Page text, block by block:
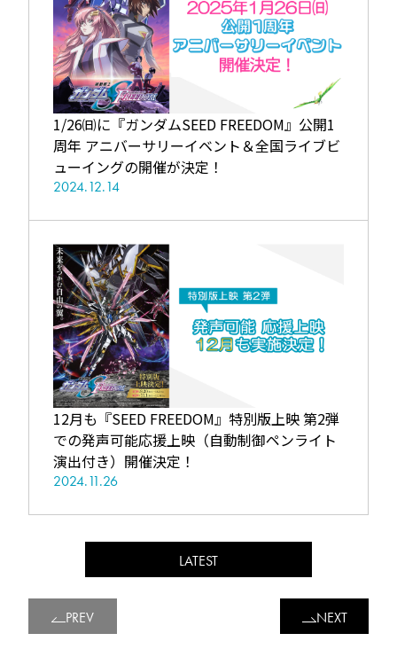
1/26㈰に『ガンダムSEED FREEDOM』公開1
周年 アニバーサリーイベント＆全国ライブビ
ューイングの開催が決定！
2024.12.14
12月も『SEED FREEDOM』特別版上映 第2弾
での発声可能応援上映（自動制御ペンライト
演出付き）開催決定！
2024.11.26
LATEST
PREV NEXT